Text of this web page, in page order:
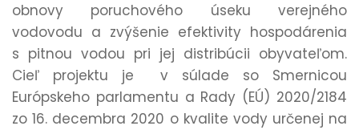
obnovy poruchového úseku verejného
vodovodu a zvýšenie efektivity hospodárenia
s pitnou vodou pri jej distribúcii obyvateľom.
Cieľ projektu je v súlade so Smernicou
Európskeho parlamentu a Rady (EÚ) 2020/2184
zo 16. decembra 2020 o kvalite vody určenej na